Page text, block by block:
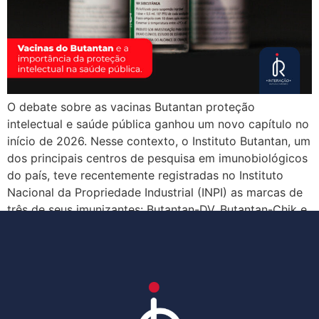
O debate sobre as vacinas Butantan proteção
intelectual e saúde pública ganhou um novo capítulo no
início de 2026. Nesse contexto, o Instituto Butantan, um
dos principais centros de pesquisa em imunobiológicos
do país, teve recentemente registradas no Instituto
Nacional da Propriedade Industrial (INPI) as marcas de
três de seus imunizantes: Butantan-DV, Butantan-Chik e